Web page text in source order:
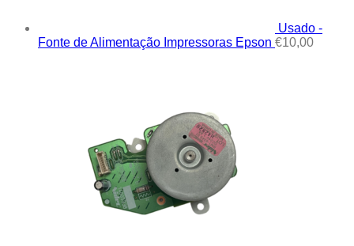
Usado -
Fonte de Alimentação Impressoras Epson €10,00